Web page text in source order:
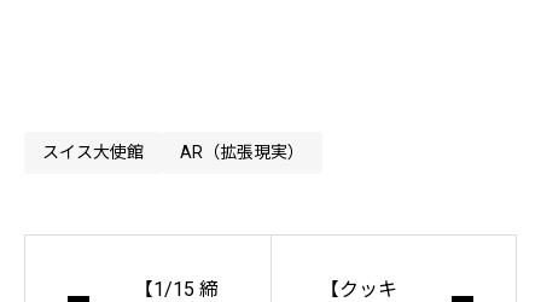
スイス大使館 AR（拡張現実）
【1/15 締
【クッキ